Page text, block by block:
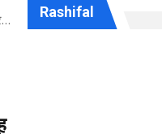
Rashifal